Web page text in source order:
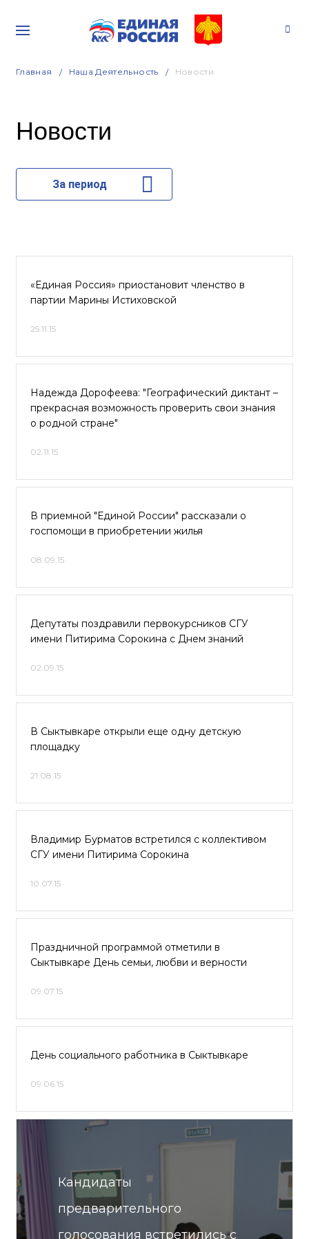
Главная Наша Деятельность Новости
Новости
За период
«Единая Россия» приостановит членство в
партии Марины Истиховской
25.11.15
Надежда Дорофеева: "Географический диктант –
прекрасная возможность проверить свои знания
о родной стране"
02.11.15
В приемной "Единой России" рассказали о
госпомощи в приобретении жилья
08.09.15
Депутаты поздравили первокурсников СГУ
имени Питирима Сорокина с Днем знаний
02.09.15
В Сыктывкаре открыли еще одну детскую
площадку
21.08.15
Владимир Бурматов встретился с коллективом
СГУ имени Питирима Сорокина
10.07.15
Праздничной программой отметили в
Сыктывкаре День семьи, любви и верности
09.07.15
День социального работника в Сыктывкаре
09.06.15
Кандидаты
предварительного
голосования встретились с